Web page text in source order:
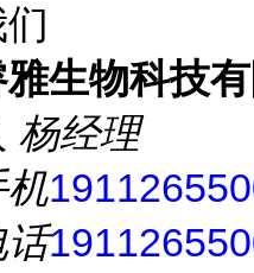
生物科技
杨经理